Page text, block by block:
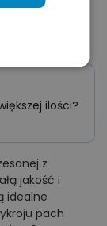
z
jakość i
idealne
pach